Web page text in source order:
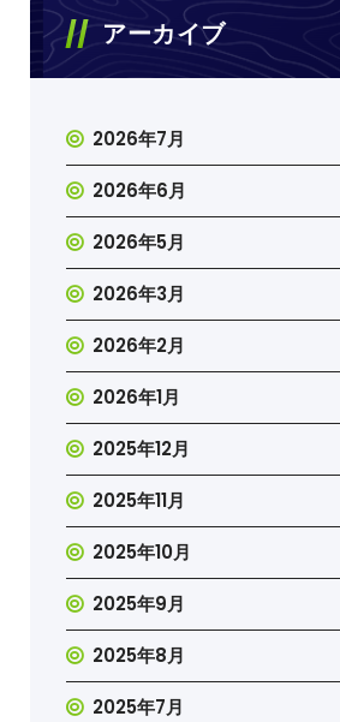
アーカイブ
2026年7月
2026年6月
2026年5月
2026年3月
2026年2月
2026年1月
2025年12月
2025年11月
2025年10月
2025年9月
2025年8月
2025年7月